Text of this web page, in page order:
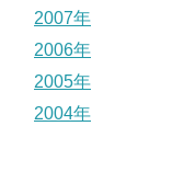
2007年
2006年
2005年
2004年